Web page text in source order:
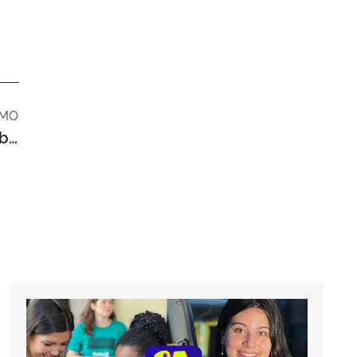
Informações Necessárias para Viajar de Ônibus Com o Seu Cachorro ou Gato